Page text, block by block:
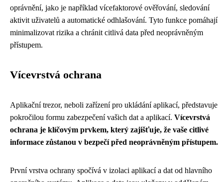
oprávnění, jako je například vícefaktorové ověřování, sledování
aktivit uživatelů a automatické odhlašování. Tyto funkce pomáhají
minimalizovat rizika a chránit citlivá data před neoprávněným
přístupem.
Vícevrstvá ochrana
Aplikační trezor, neboli zařízení pro ukládání aplikací, představuje
pokročilou formu zabezpečení vašich dat a aplikací. Vícevrstvá
ochrana je klíčovým prvkem, který zajišťuje, že vaše citlivé
informace zůstanou v bezpečí před neoprávněným přístupem.
První vrstva ochrany spočívá v izolaci aplikací a dat od hlavního